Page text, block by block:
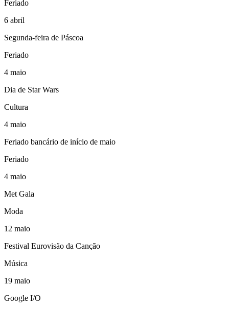
Feriado
6 abril
Segunda-feira de Páscoa
Feriado
4 maio
Dia de Star Wars
Cultura
4 maio
Feriado bancário de início de maio
Feriado
4 maio
Met Gala
Moda
12 maio
Festival Eurovisão da Canção
Música
19 maio
Google I/O